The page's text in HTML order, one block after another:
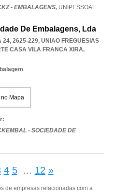
- EMBALAGENS, UNIPESSOAL...
De Embalagens, Lda
24, 2625-229, UNIAO FREGUESIAS
CASA VILA FRANCA XIRA,
no Mapa
- SOCIEDADE DE
4 5 ... 12 »
de empresas relacionadas com a